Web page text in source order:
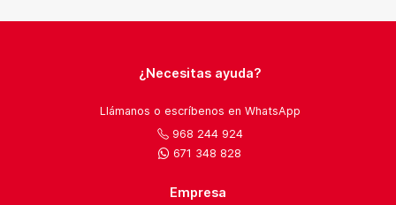
¿Necesitas ayuda?
Llámanos o escríbenos en WhatsApp
968 244 924
671 348 828
Empresa